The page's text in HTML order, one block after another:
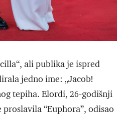
ali publika je ispred
jedno ime: „Jacob!
tepiha. Elordi, 26-godišnji
“Euphora”, odisao